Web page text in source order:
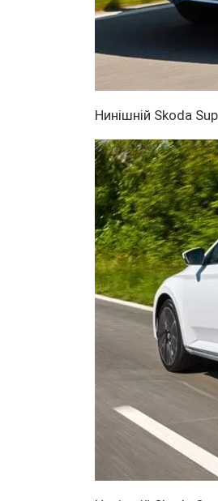
Нинішній Skoda